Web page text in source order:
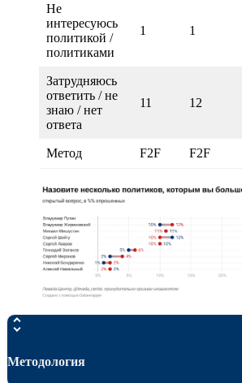
Не
интересуюсь
политикой /
политиками
1 1
Затрудняюсь
ответить / не
знаю / нет
ответа
11 12
Метод F2F F2F
Методология